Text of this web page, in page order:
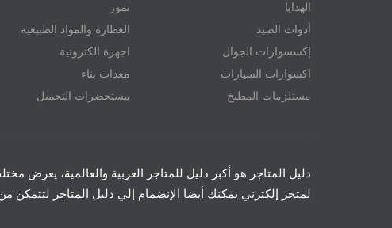
الهدايا
تمور
أدوات الصيد
العطارة والمواد الطبيعية
إكسسوارات الجوال
اجهزة الكترونية
اكسوارات السيارات
معدات بناء
مستلزمات المطبخ
مستحضرات التجميل
دليل المتاجر هو أكبر دليل للمتاجر العربية والعالمية، يعرض
لمتجر إلكترني يمكنك أيضا الإنضمام إلي دليل المتاجر لتتمكن